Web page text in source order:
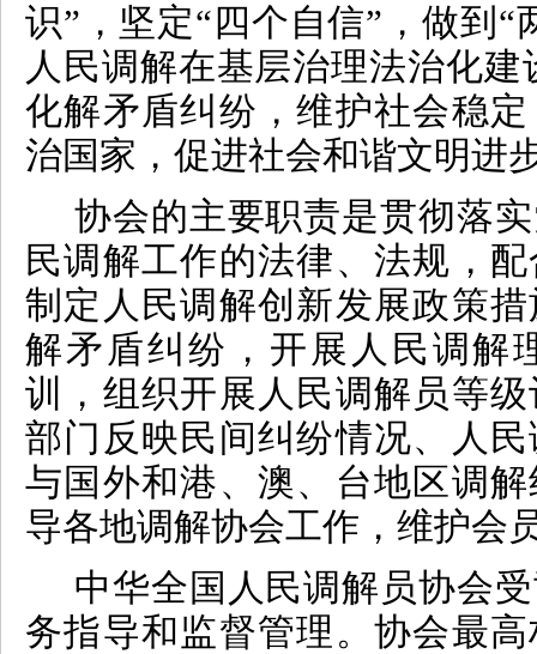
识”，坚定“四个自信”，做到“
人民调解在基层治理法治化
化解矛盾纠纷，维护社会稳
治国家，促进社会和谐文明进
协会的主要职责是贯彻落
民调解工作的法律、法规，
制定人民调解创新发展政策
解矛盾纠纷，开展人民调解
训，组织开展人民调解员等
部门反映民间纠纷情况、人
与国外和港、澳、台地区调
导各地调解协会工作，维护会
中华全国人民调解员协会
务指导和监督管理。 协会最